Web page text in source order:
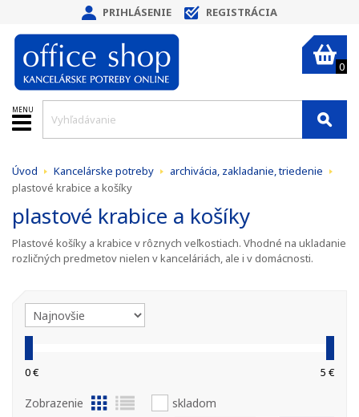
PRIHLÁSENIE REGISTRÁCIA
0
MENU
Úvod Kancelárske potreby
archivácia, zakladanie, triedenie
plastové krabice a košíky
plastové krabice a košíky
Plastové košíky a krabice v rôznych veľkostiach. Vhodné na ukladanie
rozličných predmetov nielen v kanceláriách, ale i v domácnosti.
0 € 5 €
Zobrazenie skladom